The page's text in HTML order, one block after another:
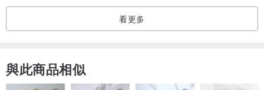
看更多
與此商品相似